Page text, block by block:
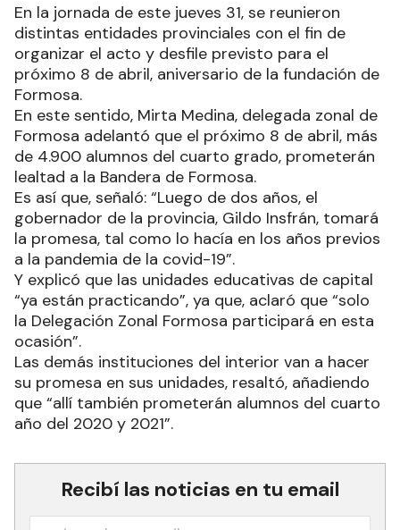
En la jornada de este jueves 31, se reunieron
distintas entidades provinciales con el fin de
organizar el acto y desfile previsto para el
próximo 8 de abril, aniversario de la fundación de
Formosa.
En este sentido, Mirta Medina, delegada zonal de
Formosa adelantó que el próximo 8 de abril, más
de 4.900 alumnos del cuarto grado, prometerán
lealtad a la Bandera de Formosa.
Es así que, señaló: “Luego de dos años, el
gobernador de la provincia, Gildo Insfrán, tomará
la promesa, tal como lo hacía en los años previos
a la pandemia de la covid-19”.
Y explicó que las unidades educativas de capital
“ya están practicando”, ya que, aclaró que “solo
la Delegación Zonal Formosa participará en esta
ocasión”.
Las demás instituciones del interior van a hacer
su promesa en sus unidades, resaltó, añadiendo
que “allí también prometerán alumnos del cuarto
año del 2020 y 2021”.
Recibí las noticias en tu email